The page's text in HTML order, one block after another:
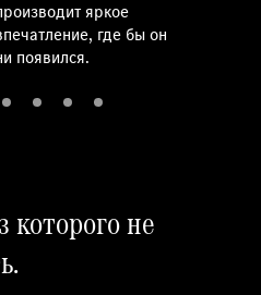
яркое
где бы он
появился.
которого не